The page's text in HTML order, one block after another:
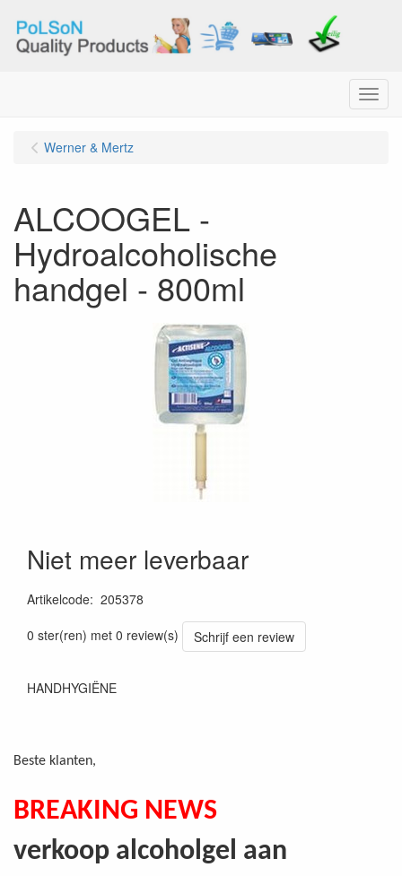
Menu
Werner & Mertz
ALCOOGEL -
Hydroalcoholische
handgel - 800ml
Niet meer leverbaar
Artikelcode: 205378
0 ster(ren) met 0 review(s)
Schrijf een review
HANDHYGIËNE
Beste klanten,
BREAKING NEWS
verkoop alcoholgel aan